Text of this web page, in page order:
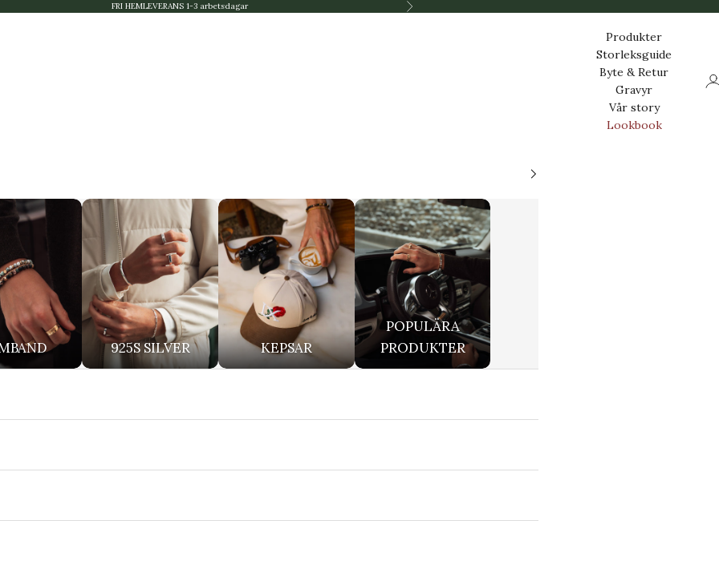
FRI HEMLEVERANS 1-3 arbetsdagar Nästa
Produkter
Storleksguide
Byte & Retur
Gravyr
Vår story
Lookbook
925S SILVER KEPSAR
POPULÄRA
PRODUKTER